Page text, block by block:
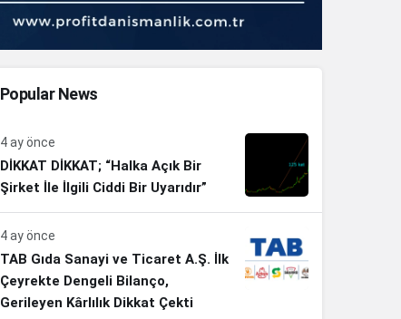
Popular News
4 ay önce
DİKKAT DİKKAT; “Halka Açık Bir
Şirket İle İlgili Ciddi Bir Uyarıdır”
4 ay önce
TAB Gıda Sanayi ve Ticaret A.Ş. İlk
Çeyrekte Dengeli Bilanço,
Gerileyen Kârlılık Dikkat Çekti